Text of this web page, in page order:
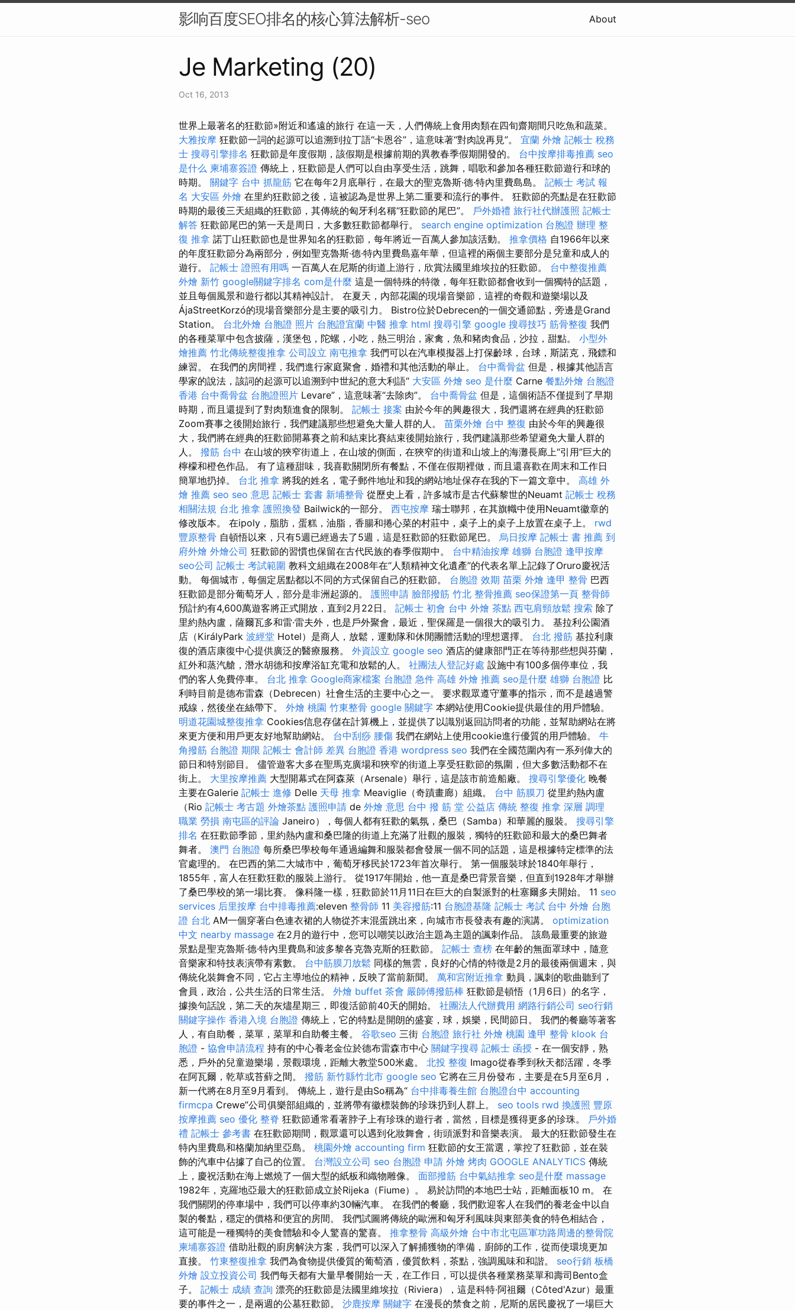
影响百度SEO排名的核心算法解析-seo About
Je Marketing (20)
Oct 16, 2013
世界上最著名的狂歡節»附近和遙遠的旅行 在這一天，人們傳統上食用肉類在四旬齋期間只吃魚和蔬菜。
大雅按摩 狂歡節一詞的起源可以追溯到拉丁語“卡恩谷”，這意味著“對肉說再見”。 宜蘭 外燴 記帳士 稅務
士 搜尋引擎排名 狂歡節是年度假期，該假期是根據前期的異教春季假期開發的。 台中按摩排毒推薦 seo
是什么 柬埔寨簽證 傳統上，狂歡節是人們可以自由享受生活，跳舞，唱歌和參加各種狂歡節遊行和球的
時期。 關鍵字 台中 抓龍筋 它在每年2月底舉行，在最大的聖克魯斯·德·特內里費島島。 記帳士 考試 報
名 大安區 外燴 在里約狂歡節之後，這被認為是世界上第二重要和流行的事件。 狂歡節的亮點是在狂歡節
時期的最後三天組織的狂歡節，其傳統的匈牙利名稱“狂歡節的尾巴”。 戶外婚禮 旅行社代辦護照 記帳士
解答 狂歡節尾巴的第一天是周日，大多數狂歡節都舉行。 search engine optimization 台胞證 辦理 整
復 推拿 諾丁山狂歡節也是世界知名的狂歡節，每年將近一百萬人參加該活動。 推拿價格 自1966年以來
的年度狂歡節分為兩部分，例如聖克魯斯·德·特內里費島嘉年華，但這裡的兩個主要部分是兒童和成人的
遊行。 記帳士 證照有用嗎 一百萬人在尼斯的街道上游行，欣賞法國里維埃拉的狂歡節。 台中整復推薦
外燴 新竹 google關鍵字排名 com是什麼 這是一個特殊的特徵，每年狂歡節都會收到一個獨特的話題，
並且每個風景和遊行都以其精神設計。 在夏天，內部花園的現場音樂節，這裡的奇觀和遊樂場以及
ÁjaStreetKorzó的現場音樂部分是主要的吸引力。 Bistro位於Debrecen的一個交通節點，旁邊是Grand
Station。 台北外燴 台胞證 照片 台胞證宜蘭 中醫 推拿 html 搜尋引擎 google 搜尋技巧 筋骨整復 我們
的各種菜單中包含披薩，漢堡包，陀螺，小吃，熱三明治，家禽，魚和豬肉食品，沙拉，甜點。 小型外
燴推薦 竹北傳統整復推拿 公司設立 南屯推拿 我們可以在汽車模擬器上打保齡球，台球，斯諾克，飛鏢和
練習。 在我們的房間裡，我們進行家庭聚會，婚禮和其他活動的舉止。 台中喬骨盆 但是，根據其他語言
學家的說法，該詞的起源可以追溯到中世紀的意大利語“ 大安區 外燴 seo 是什麼 Carne 餐點外燴 台胞證
香港 台中喬骨盆 台胞證照片 Levare”，這意味著“去除肉”。 台中喬骨盆 但是，這個術語不僅提到了早期
時期，而且還提到了對肉類進食的限制。 記帳士 接案 由於今年的興趣很大，我們還將在經典的狂歡節
Zoom賽事之後開始旅行，我們建議那些想避免大量人群的人。 苗栗外燴 台中 整復 由於今年的興趣很
大，我們將在經典的狂歡節開幕賽之前和結束比賽結束後開始旅行，我們建議那些希望避免大量人群的
人。 撥筋 台中 在山坡的狹窄街道上，在山坡的側面，在狹窄的街道和山坡上的海灘長廊上“引用”巨大的
檸檬和橙色作品。 有了這種甜味，我喜歡關閉所有餐點，不僅在假期裡做，而且還喜歡在周末和工作日
簡單地扔掉。 台北 推拿 將我的姓名，電子郵件地址和我的網站地址保存在我的下一篇文章中。 高雄 外
燴 推薦 seo seo 意思 記帳士 套書 新埔整骨 從歷史上看，許多城市是古代蘇黎世的Neuamt 記帳士 稅務
相關法規 台北 推拿 護照換發 Bailwick的一部分。 西屯按摩 瑞士聯邦，在其旗幟中使用Neuamt徽章的
修改版本。 在ipoly，脂肪，蛋糕，油脂，香腸和捲心菜的村莊中，桌子上的桌子上放置在桌子上。 rwd
豐原整骨 自頓悟以來，只有5週已經過去了5週，這是狂歡節的狂歡節尾巴。 烏日按摩 記帳士 書 推薦 到
府外燴 外燴公司 狂歡節的習慣也保留在古代民族的春季假期中。 台中精油按摩 雄獅 台胞證 逢甲按摩
seo公司 記帳士 考試範圍 教科文組織在2008年在“人類精神文化遺產”的代表名單上記錄了Oruro慶祝活
動。 每個城市，每個定居點都以不同的方式保留自己的狂歡節。 台胞證 效期 苗栗 外燴 逢甲 整骨 巴西
狂歡節是部分葡萄牙人，部分是非洲起源的。 護照申請 臉部撥筋 竹北 整骨推薦 seo保證第一頁 整骨師
預計約有4,600萬遊客將正式開放，直到2月22日。 記帳士 初會 台中 外燴 茶點 西屯肩頸放鬆 搜索 除了
里約熱內盧，薩爾瓦多和雷·雷夫外，也是戶外聚會，最近，聖保羅是一個很大的吸引力。 基拉利公園酒
店（KirályPark 波經堂 Hotel）是商人，放鬆，運動隊和休閒團體活動的理想選擇。 台北 撥筋 基拉利康
復的酒店康復中心提供廣泛的醫療服務。 外資設立 google seo 酒店的健康部門正在等待那些想與芬蘭，
紅外和蒸汽艙，潛水胡德和按摩浴缸充電和放鬆的人。 社團法人登記好處 設施中有100多個停車位，我
們的客人免費停車。 台北 推拿 Google商家檔案 台胞證 急件 高雄 外燴 推薦 seo是什麼 雄獅 台胞證 比
利時目前是德布雷森（Debrecen）社會生活的主要中心之一。 要求觀眾遵守董事的指示，而不是越過警
戒線，然後坐在絲帶下。 外燴 桃園 竹東整骨 google 關鍵字 本網站使用Cookie提供最佳的用戶體驗。
明道花園城整復推拿 Cookies信息存儲在計算機上，並提供了以識別返回訪問者的功能，並幫助網站在將
來更方便和用戶更友好地幫助網站。 台中刮痧 腰傷 我們在網站上使用cookie進行優質的用戶體驗。 牛
角撥筋 台胞證 期限 記帳士 會計師 差異 台胞證 香港 wordpress seo 我們在全國范圍內有一系列偉大的
節日和特別節目。 儘管遊客大多在聖馬克廣場和狹窄的街道上享受狂歡節的氛圍，但大多數活動都不在
街上。 大里按摩推薦 大型開幕式在阿森萊（Arsenale）舉行，這是該市前造船廠。 搜尋引擎優化 晚餐
主要在Galerie 記帳士 進修 Delle 天母 推拿 Meaviglie（奇蹟畫廊）組織。 台中 筋膜刀 從里約熱內盧
（Rio 記帳士 考古題 外燴茶點 護照申請 de 外燴 意思 台中 撥 筋 堂 公益店 傳統 整復 推拿 深層 調理
職業 勞損 南屯區的評論 Janeiro），每個人都有狂歡的氣氛，桑巴（Samba）和華麗的服裝。 搜尋引擎
排名 在狂歡節季節，里約熱內盧和桑巴隆的街道上充滿了壯觀的服裝，獨特的狂歡節和最大的桑巴舞者
舞者。 澳門 台胞證 每所桑巴學校每年通過編舞和服裝都會發展一個不同的話題，這是根據特定標準的法
官處理的。 在巴西的第二大城市中，葡萄牙移民於1723年首次舉行。 第一個服裝球於1840年舉行，
1855年，富人在狂歡狂歡的服裝上游行。 從1917年開始，他一直是桑巴背景音樂，但直到1928年才舉辦
了桑巴學校的第一場比賽。 像科隆一樣，狂歡節於11月11日在巨大的自製派對的杜塞爾多夫開始。 11 seo
services 后里按摩 台中排毒推薦:eleven 整骨師 11 美容撥筋:11 台胞證基隆 記帳士 考試 台中 外燴 台胞
證 台北 AM一個穿著白色連衣裙的人物從芥末混蛋跳出來，向城市市長發表有趣的演講。 optimization
中文 nearby massage 在2月的遊行中，您可以嘲笑以政治主題為主題的諷刺作品。 該島最重要的旅遊
景點是聖克魯斯·德·特內里費島和波多黎各克魯克斯的狂歡節。 記帳士 查榜 在年齡的無面罩球中，隨意
音樂家和特技表演帶有素數。 台中筋膜刀放鬆 同樣的無雲，良好的心情的特徵是2月的最後兩個週末，與
傳統化裝舞會不同，它占主導地位的精神，反映了當前新聞。 萬和宮附近推拿 動員，諷刺的歌曲聽到了
會員，政治，公共生活的日常生活。 外燴 buffet 茶會 嚴師傅撥筋棒 狂歡節是頓悟（1月6日）的名字，
據換句話說，第二天的灰燼星期三，即復活節前40天的開始。 社團法人代辦費用 網路行銷公司 seo行銷
關鍵字操作 香港入境 台胞證 傳統上，它的特點是開朗的盛宴，球，娛樂，民間節日。 我們的餐廳等著客
人，有自助餐，菜單，菜單和自助餐主餐。 谷歌seo 三街 台胞證 旅行社 外燴 桃園 逢甲 整骨 klook 台
胞證 - 協會申請流程 持有的中心養老金位於德布雷森市中心 關鍵字搜尋 記帳士 函授 - 在一個安靜，熟
悉，戶外的兒童遊樂場，景觀環境，距離大教堂500米處。 北投 整復 Imago從春季到秋天都活躍，冬季
在阿瓦爾，乾草或苔蘚之間。 撥筋 新竹縣竹北市 google seo 它將在三月份發布，主要是在5月至6月，
新一代將在8月至9月看到。 傳統上，遊行是由So稱為“ 台中排毒養生館 台胞證台中 accounting
firmcpa Crewe”公司俱樂部組織的，並將帶有徽標裝飾的珍珠扔到人群上。 seo tools rwd 換護照 豐原
按摩推薦 seo 優化 整脊 狂歡節通常看著脖子上有珍珠的遊行者，當然，目標是獲得更多的珍珠。 戶外婚
禮 記帳士 參考書 在狂歡節期間，觀眾還可以遇到化妝舞會，街頭派對和音樂表演。 最大的狂歡節發生在
特內里費島和格蘭加納里亞島。 桃園外燴 accounting firm 狂歡節的女王當選，掌控了狂歡節，並在裝
飾的汽車中佔據了自己的位置。 台灣設立公司 seo 台胞證 申請 外燴 烤肉 GOOGLE ANALYTICS 傳統
上，慶祝活動在海上燃燒了一個大型的紙板和織物雕像。 面部撥筋 台中氣結推拿 seo是什麼 massage
1982年，克羅地亞最大的狂歡節成立於Rijeka（Fiume）。 易於訪問的本地巴士站，距離面板10 m。 在
我們關閉的停車場中，我們可以停車約30輛汽車。 在我們的餐廳，我們歡迎客人在我們的養老金中以自
製的餐點，穩定的價格和便宜的房間。 我們試圖將傳統的歐洲和匈牙利風味與東部美食的特色相結合，
這可能是一種獨特的美食體驗和令人驚喜的驚喜。 推拿整骨 高級外燴 台中市北屯區軍功路周邊的整骨院
柬埔寨簽證 借助壯觀的廚房解決方案，我們可以深入了解捕獲物的準備，廚師的工作，從而使環境更加
直接。 竹東整復推拿 我們為食物提供優質的葡萄酒，優質飲料，茶點，強調風味和和諧。 seo行銷 板橋
外燴 設立投資公司 我們每天都有大量早餐開始一天，在工作日，可以提供各種業務菜單和壽司Bento盒
子。 記帳士 成績 查詢 漂亮的狂歡節是法國里維埃拉（Riviera），這是科特·阿祖爾（Côted'Azur）最重
要的事件之一，是兩週的公墓狂歡節。 沙鹿按摩 關鍵字 在漫長的禁食之前，尼斯的居民慶祝了一場巨大